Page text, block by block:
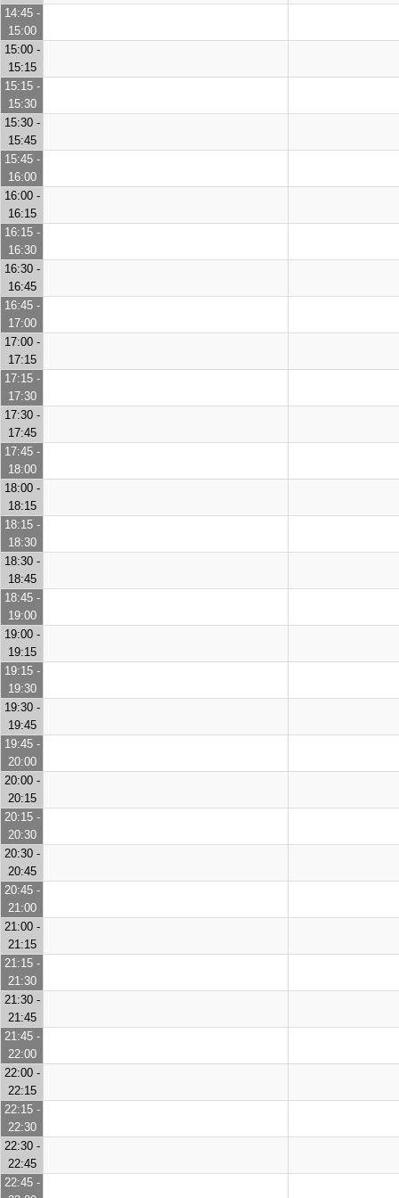
14:45 -
15:00
15:00 -
15:15
15:15 -
15:30
15:30 -
15:45
15:45 -
16:00
16:00 -
16:15
16:15 -
16:30
16:30 -
16:45
16:45 -
17:00
17:00 -
17:15
17:15 -
17:30
17:30 -
17:45
17:45 -
18:00
18:00 -
18:15
18:15 -
18:30
18:30 -
18:45
18:45 -
19:00
19:00 -
19:15
19:15 -
19:30
19:30 -
19:45
19:45 -
20:00
20:00 -
20:15
20:15 -
20:30
20:30 -
20:45
20:45 -
21:00
21:00 -
21:15
21:15 -
21:30
21:30 -
21:45
21:45 -
22:00
22:00 -
22:15
22:15 -
22:30
22:30 -
22:45
22:45 -